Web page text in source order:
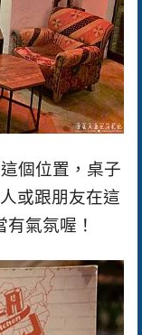
個位置，桌子
或跟朋友在這
氣氛喔！